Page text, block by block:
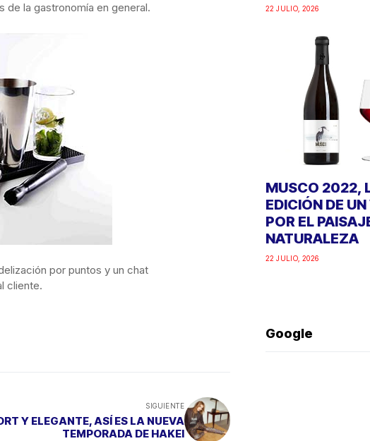
de la gastronomía en general.
por puntos y un chat
cliente.
SIGUIENTE
ES LA NUEVA
TEMPORADA DE HAKEI
22 JULIO, 2026
MUSCO 2022,
EDICIÓN DE
POR EL
NATURALEZA
22 JULIO, 2026
Google